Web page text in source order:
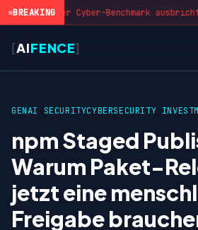
BREAKING
Wenn der Cyber-Benchmark
[AIFENCE]
GENAI SECURITYCYBERSECURITY
npm Staged
Warum Paket-
jetzt eine
Freigabe